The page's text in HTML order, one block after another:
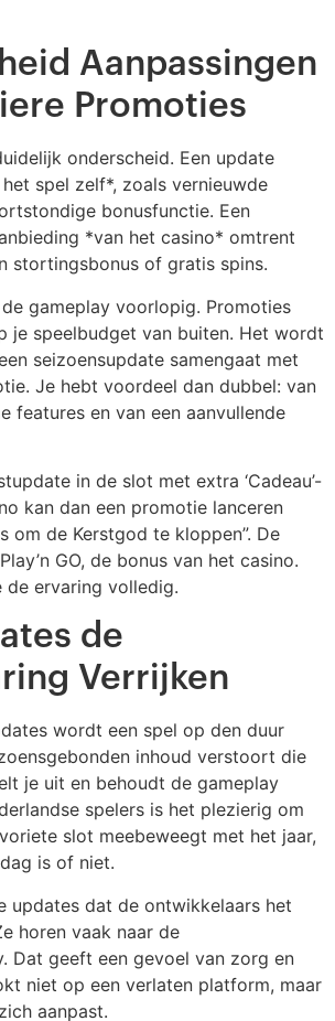
Aanpassingen
Promoties
onderscheid. Een update
spel zelf*, zoals vernieuwde
bonusfunctie. Een
*van het casino* omtrent
stortingsbonus of gratis spins.
gameplay voorlopig. Promoties
je speelbudget van buiten. Het wordt
seizoensupdate samengaat met
Je hebt voordeel dan dubbel: van
features en van een aanvullende
in de slot met extra ‘Cadeau’-
kan dan een promotie lanceren
om de Kerstgod te kloppen”. De
GO, de bonus van het casino.
de ervaring volledig.
de
Verrijken
wordt een spel op den duur
inhoud verstoort die
je uit en behoudt de gameplay
spelers is het plezierig om
slot meebeweegt met het jaar,
is of niet.
updates dat de ontwikkelaars het
horen vaak naar de
Dat geeft een gevoel van zorg en
niet op een verlaten platform, maar
aanpast.